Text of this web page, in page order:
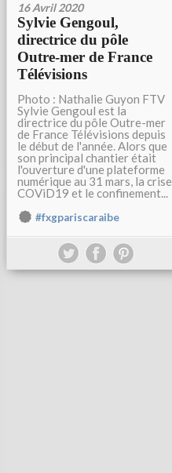
16 Avril 2020
Sylvie Gengoul,
directrice du pôle
Outre-mer de France
Télévisions
Photo : Nathalie Guyon FTV
Sylvie Gengoul est la
directrice du pôle Outre-mer
de France Télévisions depuis
le début de l'année. Alors que
son principal chantier était
l'ouverture d'une plateforme
numérique au 31 mars, la crise
COViD19 et le confinement...
#fxgpariscaraibe